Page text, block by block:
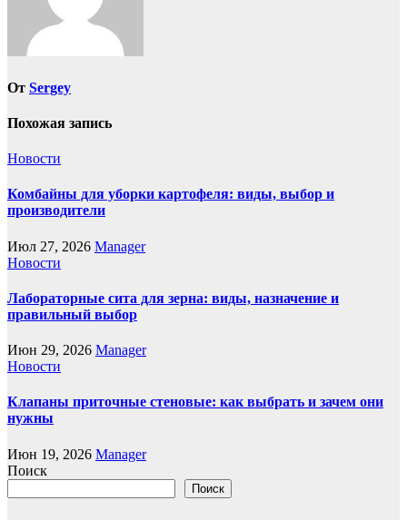
От Sergey
Похожая запись
Новости
Комбайны для уборки картофеля: виды, выбор и
производители
Июл 27, 2026 Manager
Новости
Лабораторные сита для зерна: виды, назначение и
правильный выбор
Июн 29, 2026 Manager
Новости
Клапаны приточные стеновые: как выбрать и зачем они
нужны
Июн 19, 2026 Manager
Поиск
Поиск